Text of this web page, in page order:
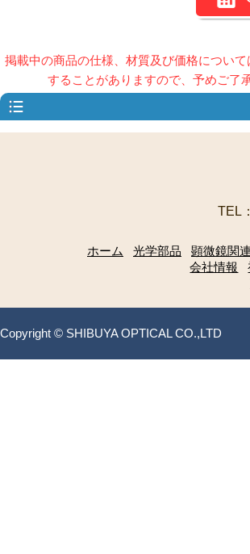
掲載中の商品の仕様、材質及び価格につい
することがありますので、予めご了
TEL：
ホーム
光学部品 顕微鏡関連
会社情報
Copyright © SHIBUYA OPTICAL CO.,LTD